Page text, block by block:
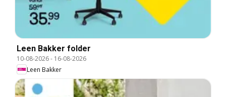
Leen Bakker folder
10-08-2026- 16-08-2026
Leen Bakker